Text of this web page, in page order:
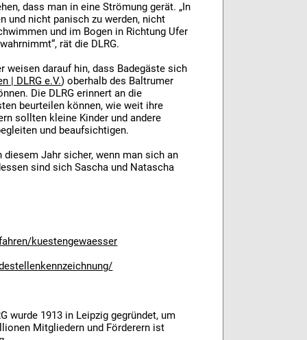
dass man in eine Strömung gerät. „In
und nicht panisch zu werden, nicht
und im Bogen in Richtung Ufer
rät die DLRG.
weisen darauf hin, dass Badegäste sich
| DLRG e.V.) oberhalb des Baltrumer
Die DLRG erinnert an die
beurteilen können, wie weit ihre
sollten kleine Kinder und andere
und beaufsichtigen.
Jahr sicher, wenn man sich an
sind sich Sascha und Natascha
kuestengewaesser
wurde 1913 in Leipzig gegründet, um
Mitgliedern und Förderern ist